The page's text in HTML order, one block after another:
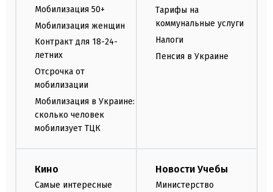
Мобилизация 50+
Мобилизация женщин
Контракт для 18-24-
летних
Отсрочка от
мобилизации
Мобилизация в Украине:
сколько человек
мобилизует ТЦК
Тарифы на
коммунальные услуги
Налоги
Пенсия в Украине
Кино
Самые интересные
Новости Учебы
Министерство